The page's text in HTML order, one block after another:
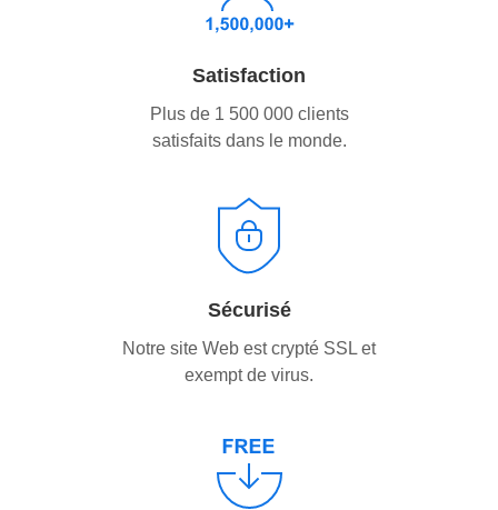
Satisfaction
Plus de 1 500 000 clients
satisfaits dans le monde.
Sécurisé
Notre site Web est crypté SSL et
exempt de virus.